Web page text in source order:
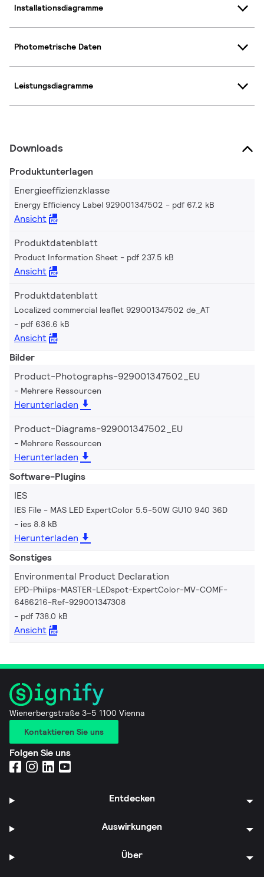
Installationsdiagramme
Photometrische Daten
Leistungsdiagramme
Downloads
Produktunterlagen
Energieeffizienzklasse
Energy Efficiency Label 929001347502 pdf 67.2 kB
Ansicht
Produktdatenblatt
Product Information Sheet pdf 237.5 kB
Ansicht
Produktdatenblatt
Localized commercial leaflet 929001347502 de_AT
pdf 636.6 kB
Ansicht
Bilder
Product-Photographs-929001347502_EU
Mehrere Ressourcen
Herunterladen
Product-Diagrams-929001347502_EU
Mehrere Ressourcen
Herunterladen
Software-Plugins
IES
IES File - MAS LED ExpertColor 5.5-50W GU10 940 36D
ies 8.8 kB
Herunterladen
Sonstiges
Environmental Product Declaration
EPD-Philips-MASTER-LEDspot-ExpertColor-MV-COMF-
6486216-Ref-929001347308
pdf 738.0 kB
Ansicht
Wienerbergstraße 3–5 1100 Vienna
Kontaktieren Sie uns
Folgen Sie uns
Entdecken
Auswirkungen
Über